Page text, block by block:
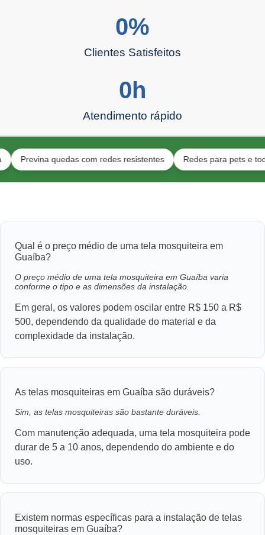
Clientes Satisfeitos
0%
Atendimento rápido
0 h
quedas com redes resistentes Redes para pets e toda a
Qual é o preço médio de uma tela mosquiteira em
Guaíba?
O preço médio de uma tela mosquiteira em Guaíba varia
conforme o tipo e as dimensões da instalação.
Em geral, os valores podem oscilar entre R$ 150 a R$
500, dependendo da qualidade do material e da
complexidade da instalação.
As telas mosquiteiras em Guaíba são duráveis?
Sim, as telas mosquiteiras são bastante duráveis.
Com manutenção adequada, uma tela mosquiteira pode
durar de 5 a 10 anos, dependendo do ambiente e do
uso.
Existem normas específicas para a instalação de telas
mosquiteiras em Guaíba?